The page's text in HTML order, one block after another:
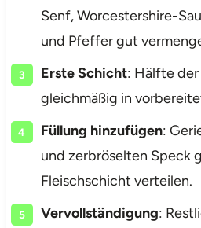
Senf, Worcestershire-
und Pfeffer gut
Erste Schicht: Hälfte der
gleichmäßig in
Füllung hinzufügen:
und zerbröselten Speck
Fleischschicht verteilen.
Vervollständigung: